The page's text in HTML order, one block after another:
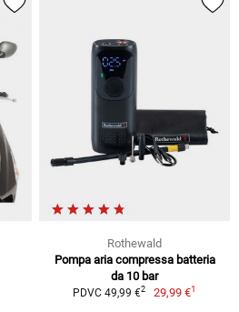
Rothewald
Pompa aria compressa batteria
da 10 bar
PDVC 49,99 €2 29,99 €1